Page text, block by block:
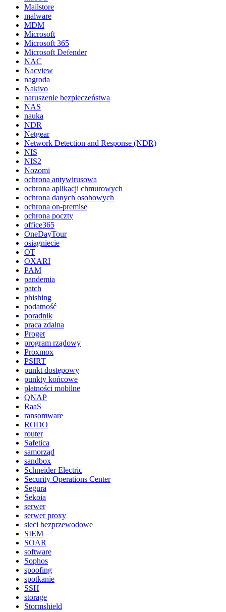
Mailstore
malware
MDM
Microsoft
Microsoft 365
Microsoft Defender
NAC
Nacview
nagroda
Nakivo
naruszenie bezpieczeństwa
NAS
nauka
NDR
Netgear
Network Detection and Response (NDR)
NIS
NIS2
Nozomi
ochrona antywirusowa
ochrona aplikacji chmurowych
ochrona danych osobowych
ochrona on-premise
ochrona poczty
office365
OneDayTour
osiągniecie
OT
OXARI
PAM
pandemia
patch
phishing
podatność
poradnik
praca zdalna
Proget
program rządowy
Proxmox
PSIRT
punkt dostępowy
punkty końcowe
płatności mobilne
QNAP
RaaS
ransomware
RODO
router
Safetica
samorząd
sandbox
Schneider Electric
Security Operations Center
Segura
Sekoia
serwer
serwer proxy
sieci bezprzewodowe
SIEM
SOAR
software
Sophos
spoofing
spotkanie
SSH
storage
Stormshield